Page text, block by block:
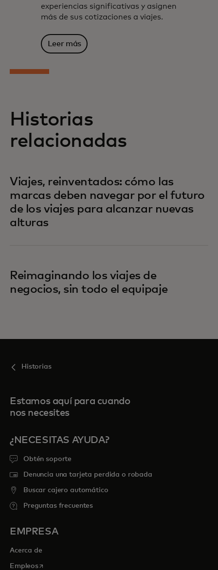
experiencias significativas y asignen
más de sus cotizaciones a viajes.
Leer más
Historias
relacionadas
Viajes, reinventados: cómo las
marcas deben navegar por el futuro
de los viajes para alcanzar nuevas
alturas
Reimaginando los viajes de
negocios, sin todo el equipaje
Historias
Estamos aquí para cuando
nos necesites
¿NECESITAS AYUDA?
Obtén soporte
Denuncia una tarjeta perdida o robada
Buscar cajero automático
Preguntas frecuentes
EMPRESA
Acerca de
Empleosse abre en una pestaña nueva